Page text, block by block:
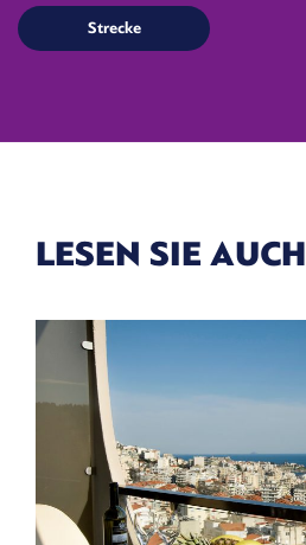
LESEN SIE AUCH